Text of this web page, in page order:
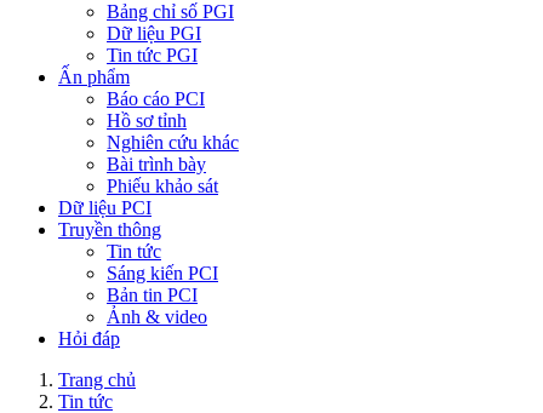
Bảng chỉ số PGI
Dữ liệu PGI
Tin tức PGI
Ấn phẩm
Báo cáo PCI
Hồ sơ tỉnh
Nghiên cứu khác
Bài trình bày
Phiếu khảo sát
Dữ liệu PCI
Truyền thông
Tin tức
Sáng kiến PCI
Bản tin PCI
Ảnh & video
Hỏi đáp
Trang chủ
Tin tức